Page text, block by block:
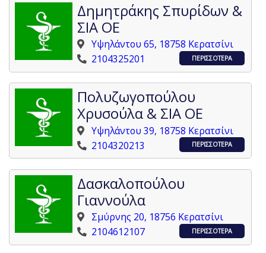
Δημητράκης Σπυρίδων &
ΣΙΑ ΟΕ
Υψηλάντου 65, 18758 Κερατσίνι
2104325201
ΠΕΡΙΣΣΟΤΕΡΑ
Πολυζωγοπούλου
Χρυσούλα & ΣΙΑ ΟΕ
Υψηλάντου 39, 18758 Κερατσίνι
2104320213
ΠΕΡΙΣΣΟΤΕΡΑ
Δασκαλοπούλου
Γιαννούλα
Σμύρνης 20, 18756 Κερατσίνι
2104612107
ΠΕΡΙΣΣΟΤΕΡΑ